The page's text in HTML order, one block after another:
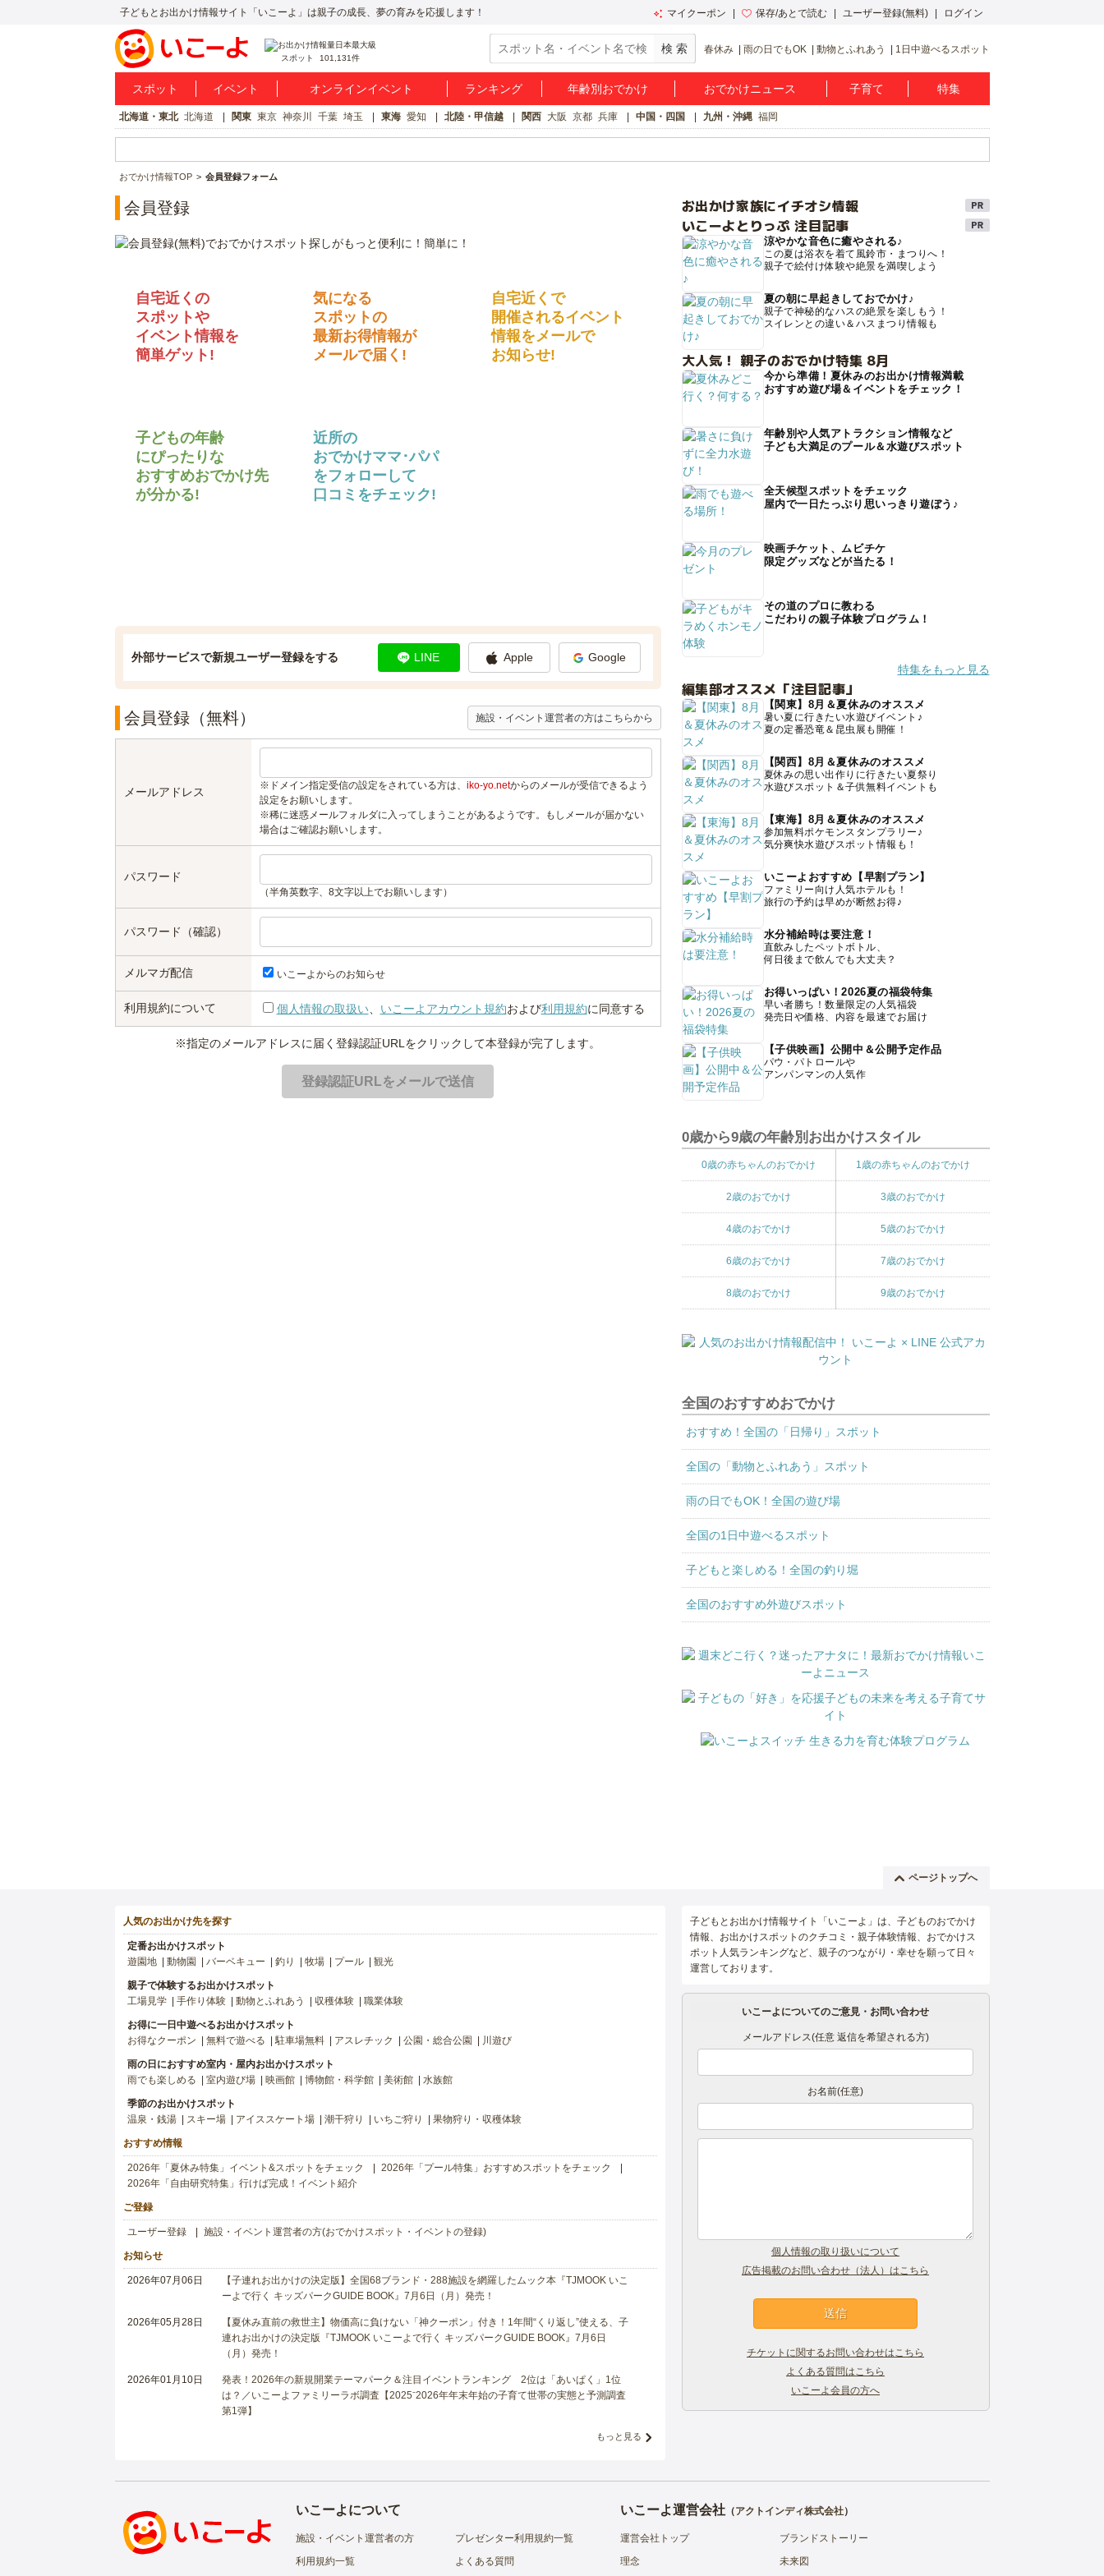
子どもとお出かけ情報サイト「いこーよ」は親子の成長、夢の育みを応援します！ マイクーポン 保存/あとで読む ユーザー登録(無料) ログイン
スポット 101,131件
春休み 雨の日でもOK 動物とふれあう 1日中遊べるスポット
スポット イベント オンラインイベント ランキング 年齢別おでかけ おでかけニュース 子育て 特集
北海道・東北 北海道 関東 東京 神奈川 千葉 埼玉 東海 愛知 北陸・甲信越 関西 大阪 京都 兵庫 中国・四国 九州・沖縄 福岡
おでかけ情報TOP 会員登録フォーム
会員登録
自宅近くの
スポットや
イベント情報を
簡単ゲット!
気になる
スポットの
最新お得情報が
メールで届く!
自宅近くで
開催されるイベント
情報をメールで
お知らせ!
子どもの年齢
にぴったりな
おすすめおでかけ先
が分かる!
近所の
おでかけママ･パパ
をフォローして
口コミをチェック!
外部サービスで新規ユーザー登録をする LINE Apple Google
会員登録（無料） 施設・イベント運営者の方はこちらから
メールアドレス ※ドメイン指定受信の設定をされている方は、 iko-yo.netからのメールが受信できるよう
設定をお願いします。
※稀に迷惑メールフォルダに入ってしまうことがあるようです。もしメールが届かない
場合はご確認お願いします。
パスワード
（半角英数字、8文字以上でお願いします）
パスワード（確認）
メルマガ配信 いこーよからのお知らせ
利用規約について 個人情報の取扱い、 いこーよアカウント規約および利用規約に同意する
※指定のメールアドレスに届く登録認証URLをクリックして本登録が完了します。
お出かけ家族にイチオシ情報
いこーよとりっぷ 注目記事
涼やかな音色に癒やされる♪
この夏は浴衣を着て風鈴市・まつりへ！
親子で絵付け体験や絶景を満喫しよう
夏の朝に早起きしておでかけ♪
親子で神秘的なハスの絶景を楽しもう！
スイレンとの違い＆ハスまつり情報も
大人気！ 親子のおでかけ特集 8月
今から準備！夏休みのお出かけ情報満載
おすすめ遊び場＆イベントをチェック！
年齢別や人気アトラクション情報など
子ども大満足のプール＆水遊びスポット
全天候型スポットをチェック
屋内で一日たっぷり思いっきり遊ぼう♪
映画チケット、ムビチケ
限定グッズなどが当たる！
その道のプロに教わる
こだわりの親子体験プログラム！
特集をもっと見る
編集部オススメ「注目記事」
【関東】8月＆夏休みのオススメ
暑い夏に行きたい水遊びイベント♪
夏の定番恐竜＆昆虫展も開催！
【関西】8月＆夏休みのオススメ
夏休みの思い出作りに行きたい夏祭り
水遊びスポット＆子供無料イベントも
【東海】8月＆夏休みのオススメ
参加無料ポケモンスタンプラリー♪
気分爽快水遊びスポット情報も！
いこーよおすすめ【早割プラン】
ファミリー向け人気ホテルも！
旅行の予約は早めが断然お得♪
水分補給時は要注意！
直飲みしたペットボトル、
何日後まで飲んでも大丈夫？
お得いっぱい！2026夏の福袋特集
早い者勝ち！数量限定の人気福袋
発売日や価格、内容を最速でお届け
【子供映画】公開中＆公開予定作品
パウ・パトロールや
アンパンマンの人気作
0歳から9歳の年齢別お出かけスタイル
0歳の赤ちゃんのおでかけ 1歳の赤ちゃんのおでかけ
2歳のおでかけ 3歳のおでかけ
4歳のおでかけ 5歳のおでかけ
6歳のおでかけ 7歳のおでかけ
8歳のおでかけ 9歳のおでかけ
全国のおすすめおでかけ
おすすめ！全国の「日帰り」スポット
全国の「動物とふれあう」スポット
雨の日でもOK！全国の遊び場
全国の1日中遊べるスポット
子どもと楽しめる！全国の釣り堀
全国のおすすめ外遊びスポット
ページトップへ
人気のお出かけ先を探す
定番お出かけスポット
遊園地
動物園 バーベキュー 釣り 牧場 プール 観光
親子で体験するお出かけスポット
工場見学
手作り体験 動物とふれあう 収穫体験 職業体験
お得に一日中遊べるお出かけスポット
お得なクーポン
無料で遊べる 駐車場無料 アスレチック 公園・総合公園 川遊び
雨の日におすすめ室内・屋内お出かけスポット
雨でも楽しめる
室内遊び場 映画館 博物館・科学館 美術館 水族館
季節のお出かけスポット
温泉・銭湯
スキー場 アイススケート場 潮干狩り いちご狩り 果物狩り・収穫体験
おすすめ情報
2026年「夏休み特集」イベント&スポットをチェック
2026年「プール特集」おすすめスポットをチェック
2026年「自由研究特集」行けば完成！イベント紹介
ご登録
ユーザー登録 施設・イベント運営者の方(おでかけスポット・イベントの登録)
お知らせ
2026年07月06日
【子連れお出かけの決定版】全国68ブランド・288施設を網羅したムック本『TJMOOK いこ
ーよで行く キッズパークGUIDE BOOK』7月6日（月）発売！
2026年05月28日
【夏休み直前の救世主】物価高に負けない「神クーポン」付き！1年間“くり返し”使える、子
連れお出かけの決定版『TJMOOK いこーよで行く キッズパークGUIDE BOOK』7月6日
（月）発売！
2026年01月10日
発表！2026年の新規開業テーマパーク＆注目イベントランキング 2位は「あいぱく」1位
は？／いこーよファミリーラボ調査【2025⁻2026年年末年始の子育て世帯の実態と予測調査
第1弾】
もっと見る
子どもとお出かけ情報サイト「いこーよ」は、子どものおでかけ
情報、お出かけスポットのクチコミ・親子体験情報、おでかけス
ポット人気ランキングなど、親子のつながり・幸せを願って日々
運営しております。
いこーよについてのご意見・お問い合わせ
メールアドレス(任意 返信を希望される方)
お名前(任意)
個人情報の取り扱いについて
広告掲載のお問い合わせ（法人）はこちら
チケットに関するお問い合わせはこちら
よくある質問はこちら
いこーよ会員の方へ
いこーよについて
施設・イベント運営者の方
プレゼンター利用規約一覧
利用規約一覧
よくある質問
いこーよ運営会社（アクトインディ株式会社）
運営会社トップ
ブランドストーリー
理念
未来図